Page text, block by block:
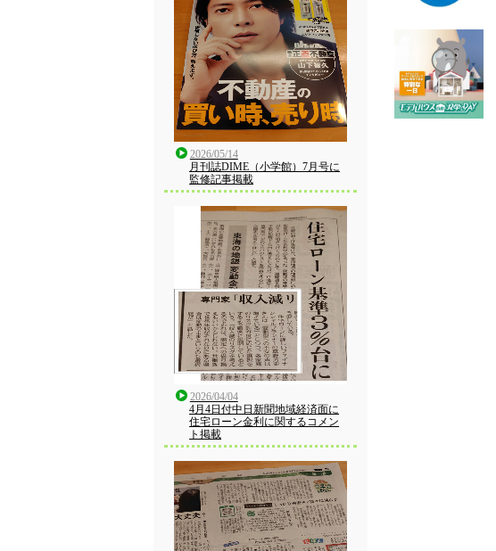
2026/05/14
月刊誌DIME（小学館）7月号に
監修記事掲載
2026/04/04
4月4日付中日新聞地域経済面に
住宅ローン金利に関するコメン
ト掲載